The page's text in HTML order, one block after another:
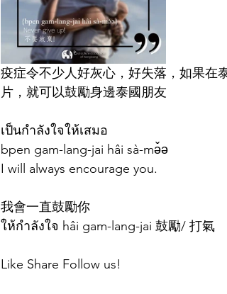
疫症令不少人好灰心，好失落，如果在
片，就可以鼓勵身邊泰國朋友
เป็นกำลังใจให้เสมอ
bpen gam-lang-jai hâi sà-mə̌ə
I will always encourage you.
我會一直鼓勵你
ให้กำลังใจ hâi gam-lang-jai 鼓勵/ 打氣
Like Share Follow us!